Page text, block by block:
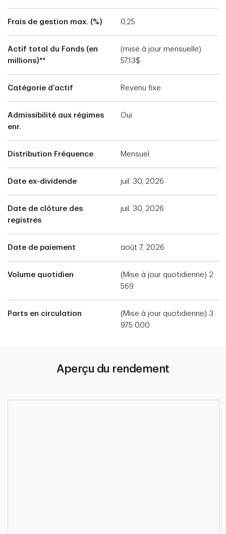
Frais de gestion max. (%) 0,25
Actif total du Fonds (en
millions)**
(mise à jour mensuelle)
57,13$
Catégorie d’actif Revenu fixe
Admissibilité aux régimes
enr.
Oui
Distribution Fréquence Mensuel
Date ex-dividende juil. 30, 2026
Date de clôture des
registres
juil. 30, 2026
Date de paiement août 7, 2026
Volume quotidien
(Mise à jour quotidienne) 2
569
Parts en circulation
(Mise à jour quotidienne) 3
975 000
Aperçu du rendement